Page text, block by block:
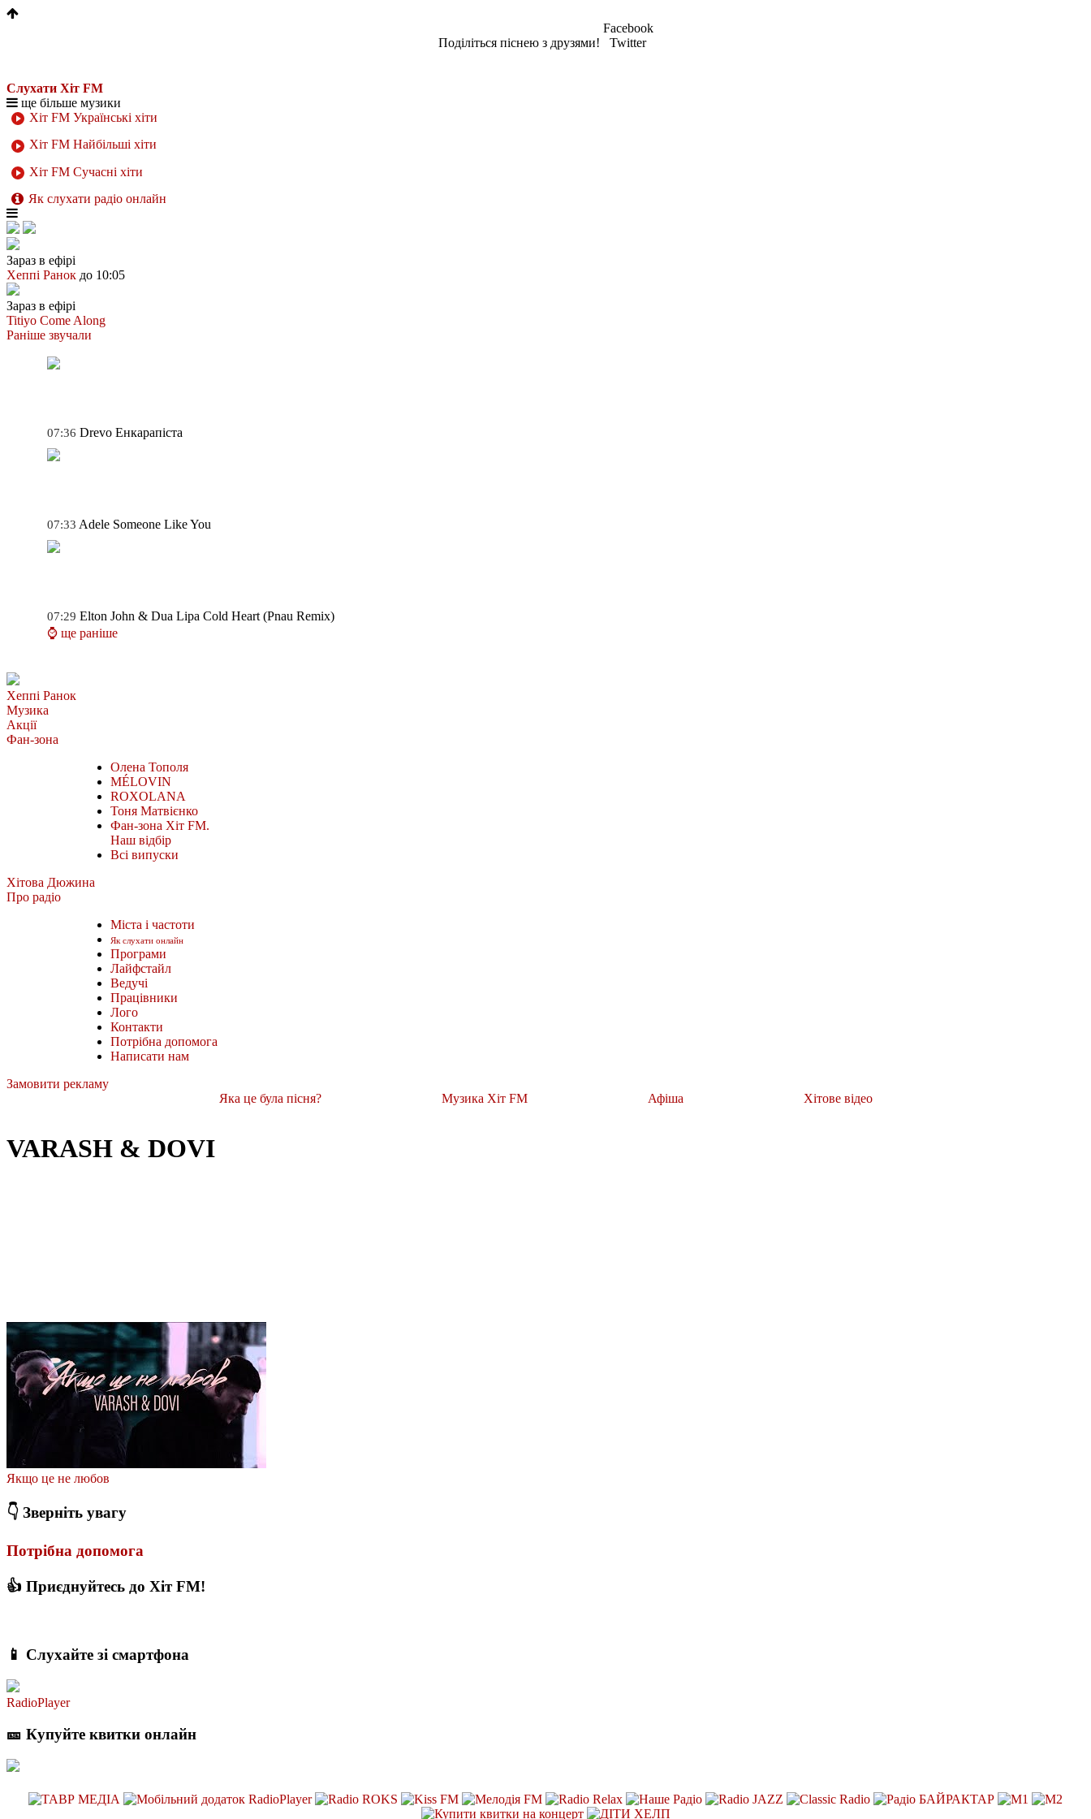
Поділіться піснею з друзями!
Facebook
Twitter
Слухати Хіт FM
ще більше музики
Хіт FM Українські хіти
Хіт FM Найбільші хіти
Хіт FM Сучасні хіти
Як слухати радіо онлайн
Зараз в ефірі
Хеппі Ранок до 10:05
Зараз в ефірі
Titiyo Come Along
Раніше звучали
07:36 Drevo Енкарапіста
07:33 Adele Someone Like You
07:29 Elton John & Dua Lipa Cold Heart (Pnau Remix)
⌚ ще раніше
Хеппі Ранок
Музика
Акції
Фан-зона
Олена Тополя
MÉLOVIN
ROXOLANA
Тоня Матвієнко
Фан-зона Хіт FM.
Наш відбір
Всі випуски
Хітова Дюжина
Про радіо
Міста і частоти
Як слухати онлайн
Програми
Лайфстайл
Ведучі
Працівники
Лого
Контакти
Потрібна допомога
Написати нам
Замовити рекламу
Яка це була пісня?
Музика Хіт FM Афіша Хітове відео
VARASH & DOVI
Якщо це не любов
👇 Зверніть увагу
Потрібна допомога
👍 Приєднуйтесь до Хіт FM!
📱 Слухайте зі смартфона
RadioPlayer
🎫 Купуйте квитки онлайн